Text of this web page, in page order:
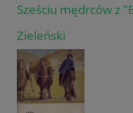
Sześciu mędrców z
Zieleński